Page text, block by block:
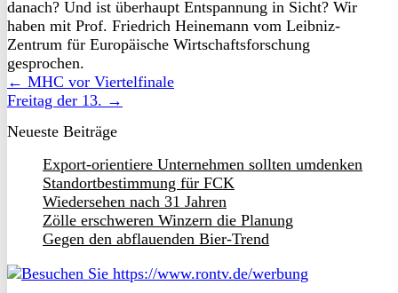
danach? Und ist überhaupt Entspannung in Sicht? Wir
haben mit Prof. Friedrich Heinemann vom Leibniz-
Zentrum für Europäische Wirtschaftsforschung
gesprochen.
← MHC vor Viertelfinale
Freitag der 13. →
Neueste Beiträge
Export-orientiere Unternehmen sollten umdenken
Standortbestimmung für FCK
Wiedersehen nach 31 Jahren
Zölle erschweren Winzern die Planung
Gegen den abflauenden Bier-Trend